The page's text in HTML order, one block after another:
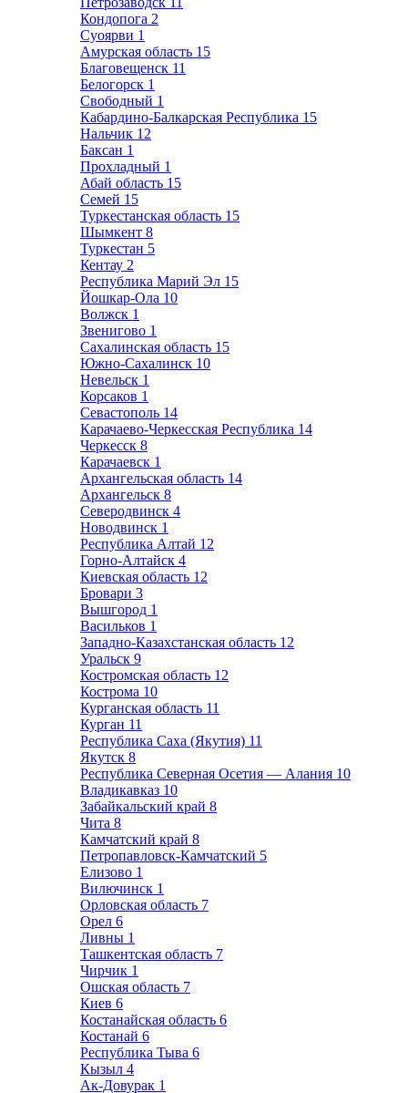
Кондопога 2
Суоярви 1
Амурская область 15
Благовещенск 11
Белогорск 1
Свободный 1
Кабардино-Балкарская Республика 15
Нальчик 12
Баксан 1
Прохладный 1
Абай область 15
Семей 15
Туркестанская область 15
Шымкент 8
Туркестан 5
Кентау 2
Республика Марий Эл 15
Йошкар-Ола 10
Волжск 1
Звенигово 1
Сахалинская область 15
Южно-Сахалинск 10
Невельск 1
Корсаков 1
Севастополь 14
Карачаево-Черкесская Республика 14
Черкесск 8
Карачаевск 1
Архангельская область 14
Архангельск 8
Северодвинск 4
Новодвинск 1
Республика Алтай 12
Горно-Алтайск 4
Киевская область 12
Бровари 3
Вышгород 1
Васильков 1
Западно-Казахстанская область 12
Уральск 9
Костромская область 12
Кострома 10
Курганская область 11
Курган 11
Республика Саха (Якутия) 11
Якутск 8
Республика Северная Осетия — Алания 10
Владикавказ 10
Забайкальский край 8
Чита 8
Камчатский край 8
Петропавловск-Камчатский 5
Елизово 1
Вилючинск 1
Орловская область 7
Орел 6
Ливны 1
Ташкентская область 7
Чирчик 1
Ошская область 7
Киев 6
Костанайская область 6
Костанай 6
Республика Тыва 6
Кызыл 4
Ак-Довурак 1